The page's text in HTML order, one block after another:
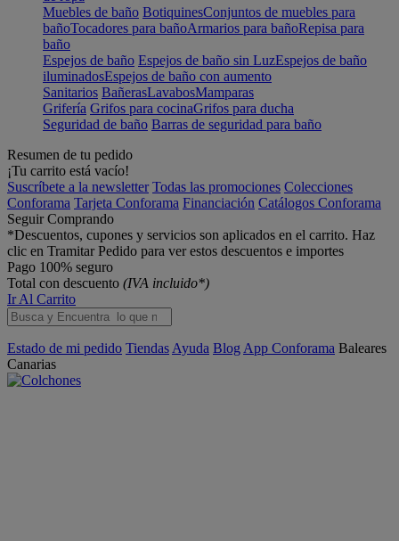
Muebles de baño BotiquinesConjuntos de muebles para
bañoTocadores para bañoArmarios para bañoRepisa para
baño
Espejos de baño Espejos de baño sin LuzEspejos de baño
iluminadosEspejos de baño con aumento
Sanitarios BañerasLavabosMamparas
Grifería Grifos para cocinaGrifos para ducha
Seguridad de baño Barras de seguridad para baño
Resumen de tu pedido
¡Tu carrito está vacío!
Suscríbete a la newsletter Todas las promociones Colecciones
Conforama Tarjeta Conforama Financiación Catálogos Conforama
Seguir Comprando
*Descuentos, cupones y servicios son aplicados en el carrito. Haz
clic en Tramitar Pedido para ver estos descuentos e importes
Pago 100% seguro
Total con descuento (IVA incluido*)
Ir Al Carrito
Estado de mi pedido Tiendas Ayuda Blog App Conforama Baleares
Canarias